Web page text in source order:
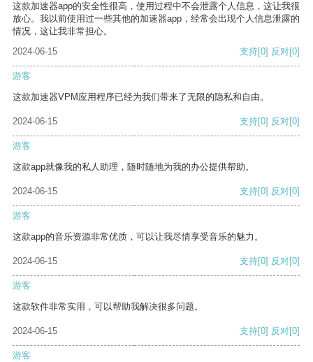
这款加速器app的安全性很高，使用过程中不会泄露个人信息，这让我很
放心。我以前使用过一些其他的加速器app，经常会出现个人信息泄露的
情况，这让我非常担心。
2024-06-15
支持[0] 反对[0]
游客
这款加速器VPM应用程序已经为我们带来了无限的隐私和自由。
2024-06-15 支持[0] 反对[0]
游客
这款app就像我的私人助理，随时随地为我的办公提供帮助。
2024-06-15 支持[0] 反对[0]
游客
这款app的音乐资源非常优质，可以让我尽情享受音乐的魅力。
2024-06-15 支持[0] 反对[0]
游客
这款软件非常实用，可以帮助我解决很多问题。
2024-06-15 支持[0] 反对[0]
游客